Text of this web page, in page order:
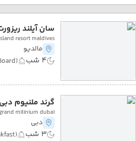
سان آیلند
resort maldives
مالدیو
4 شب (Full Board)
گرند ملنیوم دبی
milinium dubai
دبی
3 شب (Bed & Breakfast)